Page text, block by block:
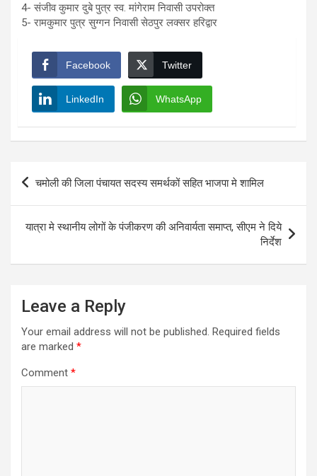
4- संजीव कुमार दुबे पुत्र स्व. मांगेराम निवासी उपरोक्त
5- रामकुमार पुत्र सुग्गन निवासी सेठपुर लक्सर हरिद्वार
Facebook Twitter
LinkedIn WhatsApp
Post
चमोली की जिला पंचायत सदस्य समर्थकों सहित भाजपा मे शामिल
यात्रा मे स्थानीय लोगों के पंजीकरण की अनिवार्यता समाप्त, सीएम ने दिये
निर्देश
Leave a Reply
Your email address will not be published. Required fields
are marked *
Comment *